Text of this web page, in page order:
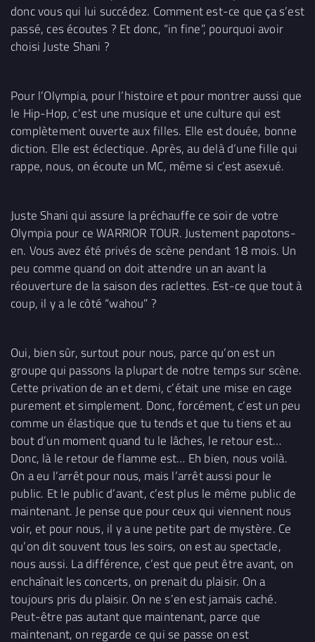
donc vous qui lui succédez. Comment est-ce que ça s’est
passé, ces écoutes ? Et donc, “in fine”, pourquoi avoir
choisi Juste Shani ?
Pour l’Olympia, pour l’histoire et pour montrer aussi que
le Hip-Hop, c’est une musique et une culture qui est
complètement ouverte aux filles. Elle est douée, bonne
diction. Elle est éclectique. Après, au delà d’une fille qui
rappe, nous, on écoute un MC, même si c’est asexué.
Juste Shani qui assure la préchauffe ce soir de votre
Olympia pour ce WARRIOR TOUR. Justement papotons-
en. Vous avez été privés de scène pendant 18 mois. Un
peu comme quand on doit attendre un an avant la
réouverture de la saison des raclettes. Est-ce que tout à
coup, il y a le côté “wahou” ?
Oui, bien sûr, surtout pour nous, parce qu’on est un
groupe qui passons la plupart de notre temps sur scène.
Cette privation de an et demi, c’était une mise en cage
purement et simplement. Donc, forcément, c’est un peu
comme un élastique que tu tends et que tu tiens et au
bout d’un moment quand tu le lâches, le retour est…
Donc, là le retour de flamme est… Eh bien, nous voilà.
On a eu l’arrêt pour nous, mais l’arrêt aussi pour le
public. Et le public d’avant, c’est plus le même public de
maintenant. Je pense que pour ceux qui viennent nous
voir, et pour nous, il y a une petite part de mystère. Ce
qu’on dit souvent tous les soirs, on est au spectacle,
nous aussi. La différence, c’est que peut être avant, on
enchaînait les concerts, on prenait du plaisir. On a
toujours pris du plaisir. On ne s’en est jamais caché.
Peut-être pas autant que maintenant, parce que
maintenant, on regarde ce qui se passe on est